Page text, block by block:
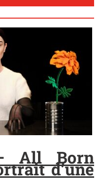
All Born
d’une